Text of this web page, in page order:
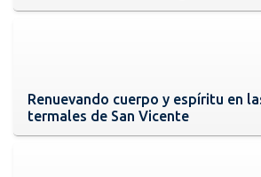
Renuevando cuerpo y espíritu en
termales de San Vicente